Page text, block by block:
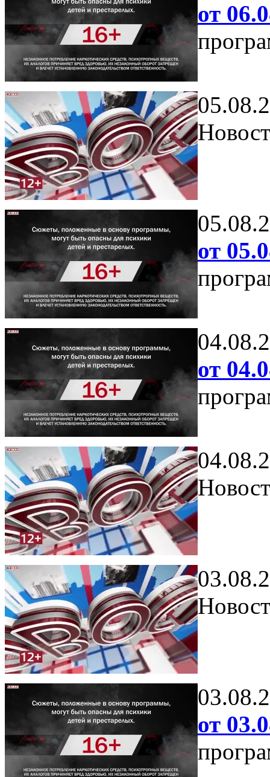
от
от
от
от